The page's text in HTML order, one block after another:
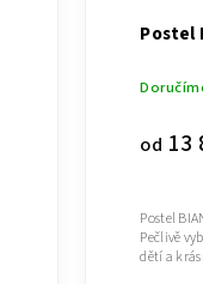
Postel
od 13
Postel
Pečlivě
dětí a